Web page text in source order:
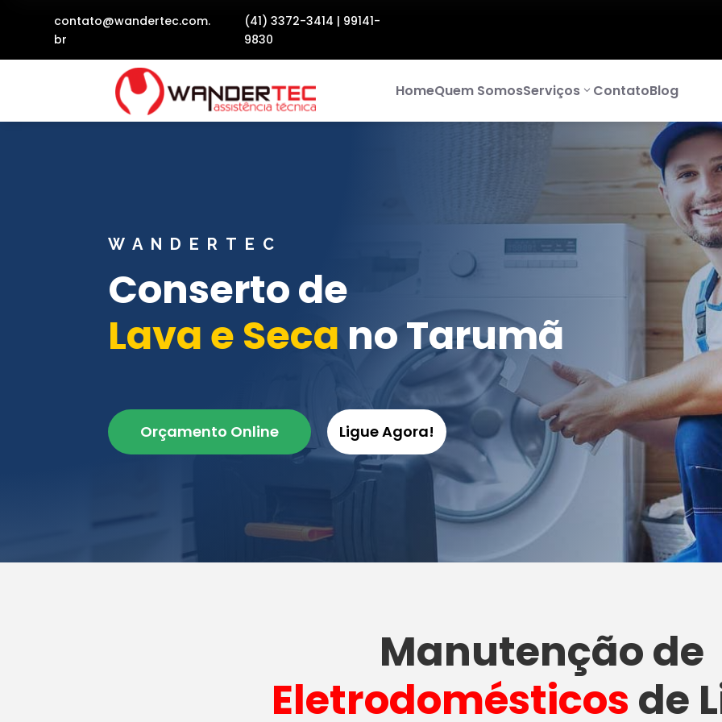
contato@wandertec.com.
br
(41) 3372-3414 | 99141-
9830
HomeQuem SomosServiços ContatoBlog
WANDERTEC
Conserto de
Lava e Seca no Tarumã
Orçamento Online Ligue Agora!
Manutençãode
Eletrodomésticos de